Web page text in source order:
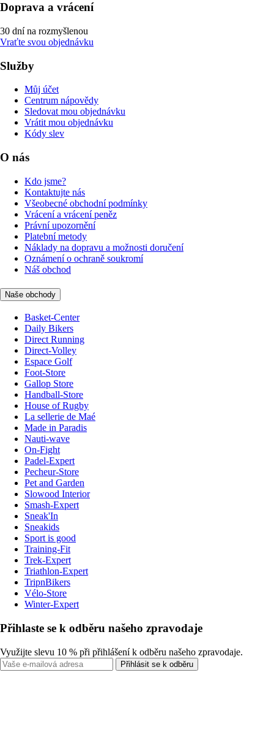
Doprava a vrácení
30 dní na rozmyšlenou
Vraťte svou objednávku
Služby
Můj účet
Centrum nápovědy
Sledovat mou objednávku
Vrátit mou objednávku
Kódy slev
O nás
Kdo jsme?
Kontaktujte nás
Všeobecné obchodní podmínky
Vrácení a vrácení peněz
Právní upozornění
Platební metody
Náklady na dopravu a možnosti doručení
Oznámení o ochraně soukromí
Náš obchod
Naše obchody
Basket-Center
Daily Bikers
Direct Running
Direct-Volley
Espace Golf
Foot-Store
Gallop Store
Handball-Store
House of Rugby
La sellerie de Maé
Made in Paradis
Nauti-wave
On-Fight
Padel-Expert
Pecheur-Store
Pet and Garden
Slowood Interior
Smash-Expert
Sneak'In
Sneakids
Sport is good
Training-Fit
Trek-Expert
Triathlon-Expert
TripnBikers
Vélo-Store
Winter-Expert
Přihlaste se k odběru našeho zpravodaje
Využijte slevu 10 % při přihlášení k odběru našeho zpravodaje.
Přihlásit se k odběru